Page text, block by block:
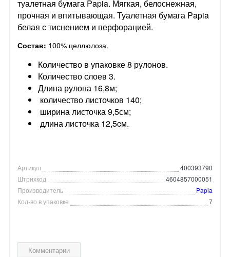
туалетная бумага Papia. Мягкая, белоснежная,
прочная и впитывающая. Туалетная бумага Papia
белая с тиснением и перфорацией.
Состав: 100% целлюлоза.
Количество в упаковке 8 рулонов.
Количество слоев 3.
Длина рулона 16,8м;
количество листочков 140;
ширина листочка 9,5см;
длина листочка 12,5cм.
Артикул
400393790
Штрихкод
4604857000051
Производитель
Papia
Кол-во в упаковке
7
Комментарии